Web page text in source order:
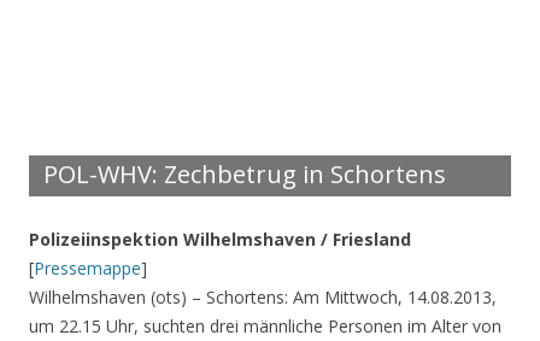
POL-WHV: Zechbetrug in Schortens
Polizeiinspektion Wilhelmshaven / Friesland
[Pressemappe]
Wilhelmshaven (ots) – Schortens: Am Mittwoch, 14.08.2013,
um 22.15 Uhr, suchten drei männliche Personen im Alter von